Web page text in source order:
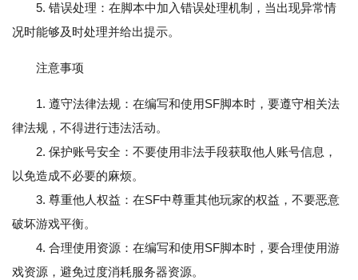
5. 错误处理：在脚本中加入错误处理机制，当出现异常情
况时能够及时处理并给出提示。
注意事项
1. 遵守法律法规：在编写和使用SF脚本时，要遵守相关法
律法规，不得进行违法活动。
2. 保护账号安全：不要使用非法手段获取他人账号信息，
以免造成不必要的麻烦。
3. 尊重他人权益：在SF中尊重其他玩家的权益，不要恶意
破坏游戏平衡。
4. 合理使用资源：在编写和使用SF脚本时，要合理使用游
戏资源，避免过度消耗服务器资源。